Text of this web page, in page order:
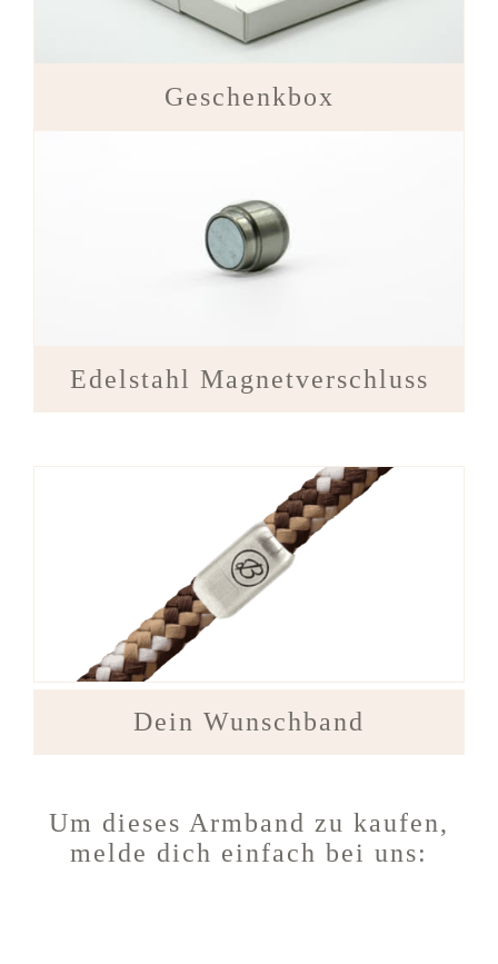
Geschenkbox
Edelstahl Magnetverschluss
Dein Wunschband
Um dieses Armband zu kaufen,
melde dich einfach bei uns: